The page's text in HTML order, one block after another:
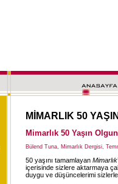
MİMARLIK 50
Mimarlık 50 Yaşın
Bülend Tuna, Mimarlık Dergisi,
50 yaşını tamamlayan Mimarlık
içerisinde sizlere aktarmaya
duygu ve düşüncelerimi